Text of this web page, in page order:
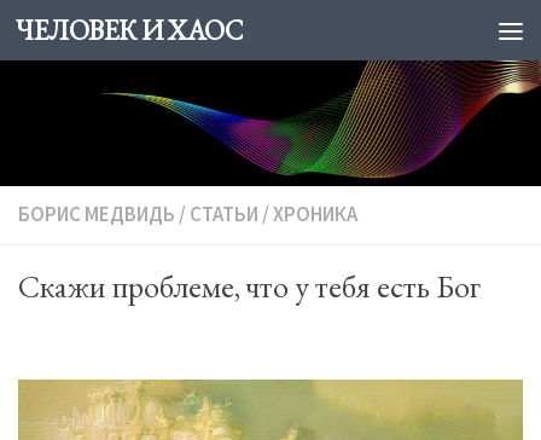
Skip to content
ЧЕЛОВЕК И ХАОС
БОРИС МЕДВИДЬ / СТАТЬИ /ХРОНИКА
Скажи проблеме, что у тебя есть Бог